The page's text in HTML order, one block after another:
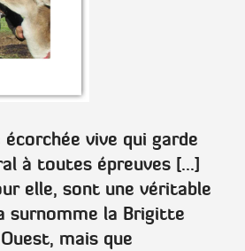
vive qui garde
à toutes épreuves [...]
elle, sont une véritable
surnomme la Brigitte
mais que